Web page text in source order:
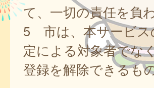
て、一切の責任を負
5 市は、本サービス
定による対象者でな
登録を解除できるも